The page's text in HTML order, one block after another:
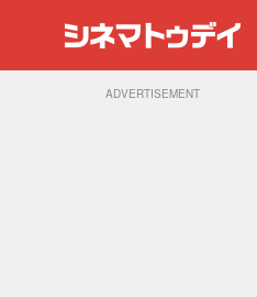
ADVERTISEMENT